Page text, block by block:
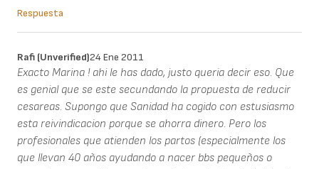
Respuesta
Rafi (unverified)24 Ene 2011
Exacto Marina ! ahi le has dado, justo queria decir eso. Que
es genial que se este secundando la propuesta de reducir
cesareas. Supongo que Sanidad ha cogido con estusiasmo
esta reivindicacion porque se ahorra dinero. Pero los
profesionales que atienden los partos (especialmente los
que llevan 40 años ayudando a nacer bbs pequeños o